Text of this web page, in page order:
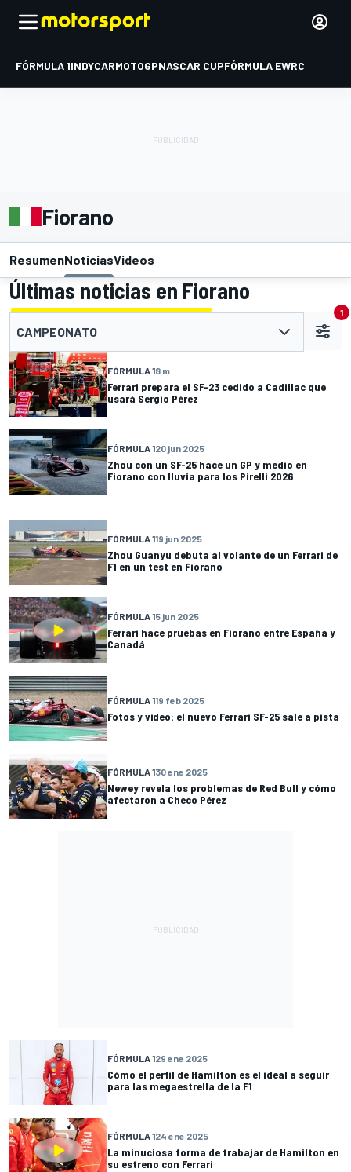
FÓRMULA 1INDYCARMOTOGPNASCAR CUPFÓRMULA EWRC
Fiorano
ResumenNoticiasVideos
Últimas noticias en Fiorano
CAMPEONATO
1
FÓRMULA 18 m
Ferrari prepara el SF-23 cedido a Cadillac que
usará Sergio Pérez
FÓRMULA 120 jun 2025
Zhou con un SF-25 hace un GP y medio en
Fiorano con lluvia para los Pirelli 2026
FÓRMULA 119 jun 2025
Zhou Guanyu debuta al volante de un Ferrari de
F1 en un test en Fiorano
FÓRMULA 15 jun 2025
Ferrari hace pruebas en Fiorano entre España y
Canadá
FÓRMULA 119 feb 2025
Fotos y vídeo: el nuevo Ferrari SF-25 sale a pista
FÓRMULA 130 ene 2025
Newey revela los problemas de Red Bull y cómo
afectaron a Checo Pérez
FÓRMULA 129 ene 2025
Cómo el perfil de Hamilton es el ideal a seguir
para las megaestrella de la F1
FÓRMULA 124 ene 2025
La minuciosa forma de trabajar de Hamilton en
su estreno con Ferrari